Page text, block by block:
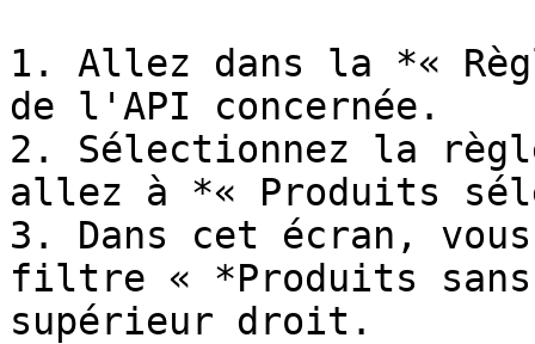
1. Allez dans la *«
de l'API concernée.
2. Sélectionnez la
allez à *« Produits
3. Dans cet écran,
filtre « *Produits
supérieur droit.